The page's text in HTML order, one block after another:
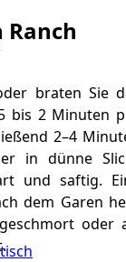
braten Sie
bis 2 Minuten
2–4
in dünne
und saftig.
dem Garen
oder